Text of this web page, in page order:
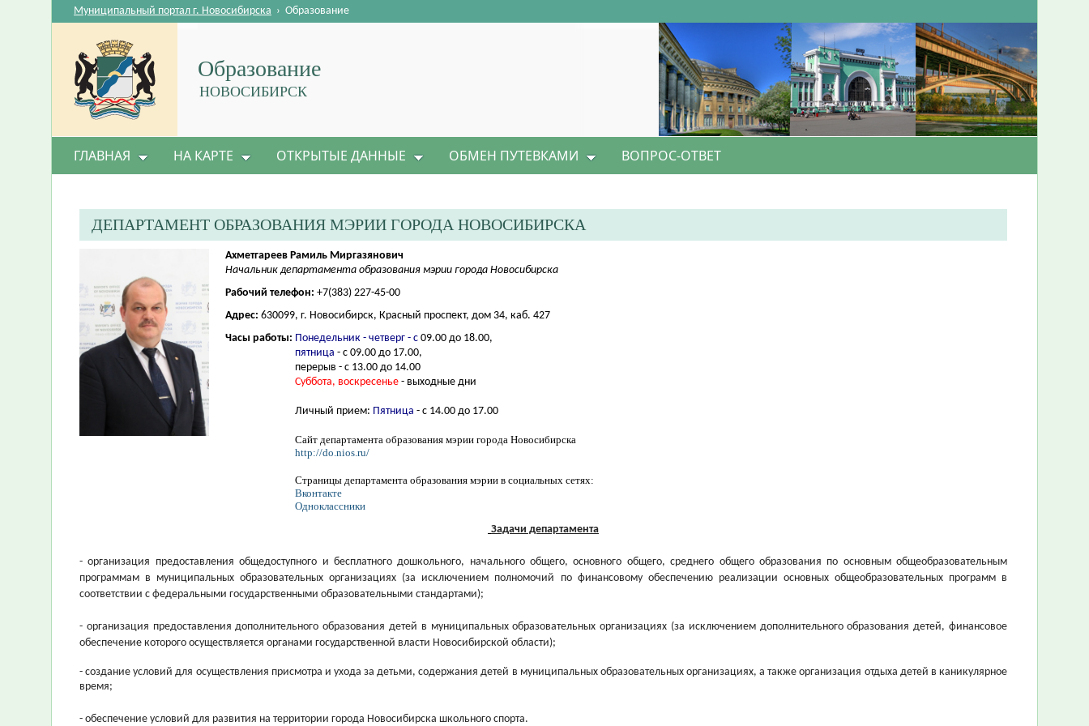
Образование
НОВОСИБИРСК
Муниципальный портал г. Новосибирска › Образование
ГЛАВНАЯ НА КАРТЕ ОТКРЫТЫЕ ДАННЫЕ ОБМЕН ПУТЕВКАМИ ВОПРОС-ОТВЕТ
ДЕПАРТАМЕНТ ОБРАЗОВАНИЯ МЭРИИ ГОРОДА НОВОСИБИРСКА
Ахметгареев Рамиль Миргазянович
Начальник департамента образования мэрии города Новосибирска
Рабочий телефон: +7(383) 227-45-00
Адрес: 630099, г. Новосибирск, Красный проспект, дом 34, каб. 427
Часы работы: Понедельник - четверг - с 09.00 до 18.00,
пятница - с 09.00 до 17.00,
перерыв - с 13.00 до 14.00
Суббота, воскресенье - выходные дни
Личный прием: Пятница - с 14.00 до 17.00
Сайт департамента образования мэрии города Новосибирска
http://do.nios.ru/
Страницы департамента образования мэрии в социальных сетях:
Вконтакте
Одноклассники
Задачи департамента
- организация предоставления общедоступного и бесплатного дошкольного, начального общего, основного общего, среднего общего образования по основным общеобразовательным
программам в муниципальных образовательных организациях (за исключением полномочий по финансовому обеспечению реализации основных общеобразовательных программ в
соответствии с федеральными государственными образовательными стандартами);
- организация предоставления дополнительного образования детей в муниципальных образовательных организациях (за исключением дополнительного образования детей, финансовое
обеспечение которого осуществляется органами государственной власти Новосибирской области);
- создание условий для осуществления присмотра и ухода за детьми, содержания детей в муниципальных образовательных организациях, а также организация отдыха детей в каникулярное
время;
- обеспечение условий для развития на территории города Новосибирска школьного спорта.